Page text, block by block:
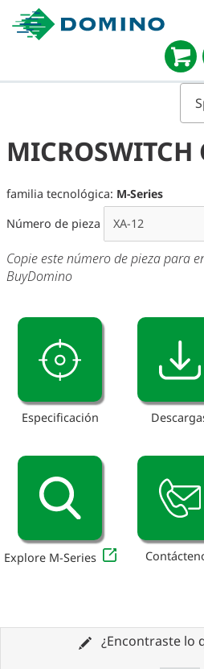
MICROSWITCH
familia tecnológica: M-Series
Número de pieza
Copie este número de pieza para
BuyDomino
Especificación
Explore M-Series
¿Encontraste lo